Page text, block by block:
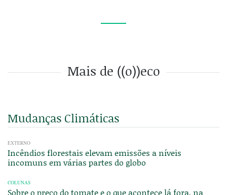
Mais de ((o))eco
Mudanças Climáticas
EXTERNO
Incêndios florestais elevam emissões a níveis
incomuns em várias partes do globo
COLUNAS
Sobre o preço do tomate e o que acontece lá fora, na